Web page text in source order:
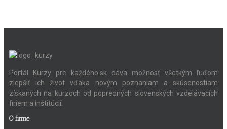
Portál Kurzy pre každého.sk dáva možnosť všetkým ľuďom
zlepšiť ich život vďaka novým poznaniam a skúsenostiam
získaných na kurzoch od popredných slovenských vzdelávacích
firiem a inštitúcií.
O firme